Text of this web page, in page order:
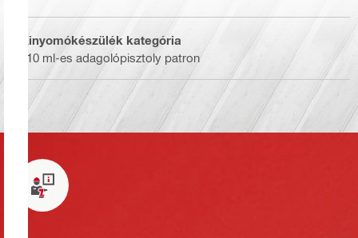
Kinyomókészülék kategória
310 ml-es adagolópisztoly patron